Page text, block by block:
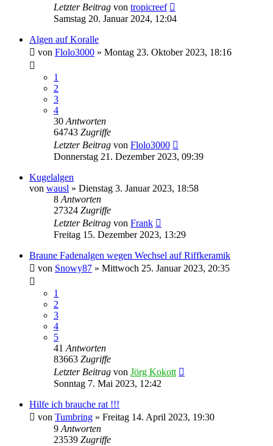
Letzter Beitrag von tropicreef
Samstag 20. Januar 2024, 12:04
Algen auf Koralle
von Flolo3000 » Montag 23. Oktober 2023, 18:16
1
2
3
4
30 Antworten
64743 Zugriffe
Letzter Beitrag von Flolo3000
Donnerstag 21. Dezember 2023, 09:39
Kugelalgen
von wausl » Dienstag 3. Januar 2023, 18:58
8 Antworten
27324 Zugriffe
Letzter Beitrag von Frank
Freitag 15. Dezember 2023, 13:29
Braune Fadenalgen wegen Wechsel auf Riffkeramik
von Snowy87 » Mittwoch 25. Januar 2023, 20:35
1
2
3
4
5
41 Antworten
83663 Zugriffe
Letzter Beitrag von Jörg Kokott
Sonntag 7. Mai 2023, 12:42
Hilfe ich brauche rat !!!
von Tumbring » Freitag 14. April 2023, 19:30
9 Antworten
23539 Zugriffe